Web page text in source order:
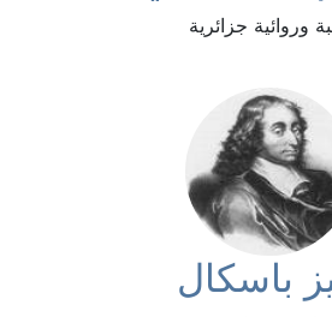
وروائية جزائرية
باسكال